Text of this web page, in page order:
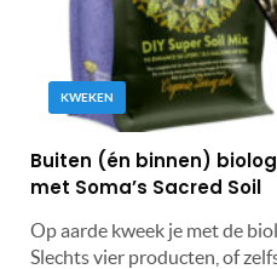
KWEKEN
Buiten (én binnen)
met Soma’s Sacred Soil
Op aarde kweek je met de
Slechts vier producten, of